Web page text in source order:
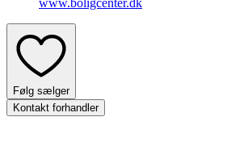
www.boligcenter.dk
Følg sælger
Kontakt forhandler